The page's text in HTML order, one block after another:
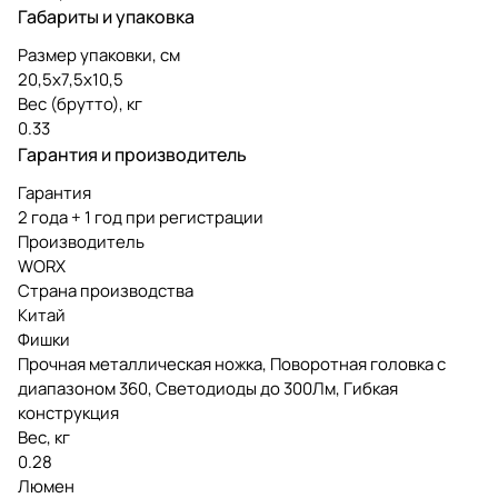
Габариты и упаковка
Размер упаковки, см
20,5х7,5х10,5
Вес (брутто), кг
0.33
Гарантия и производитель
Гарантия
2 года + 1 год при регистрации
Производитель
WORX
Страна производства
Китай
Фишки
Прочная металлическая ножка, Поворотная головка с
диапазоном 360, Светодиоды до 300Лм, Гибкая
конструкция
Вес, кг
0.28
Люмен